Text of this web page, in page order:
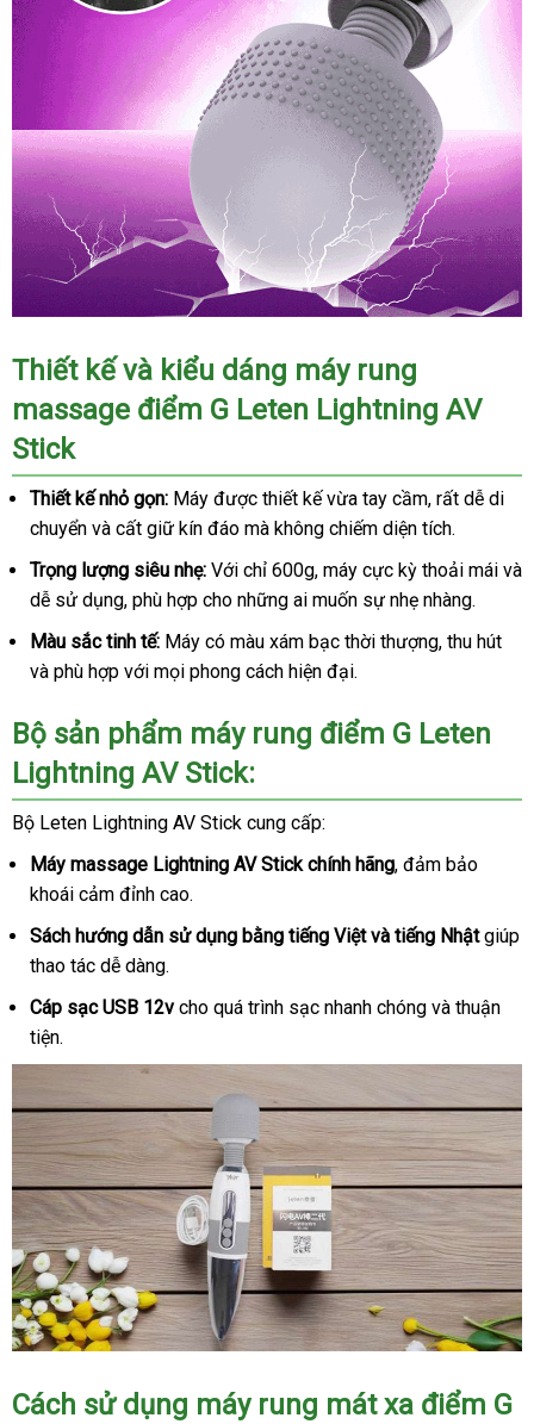
Thiết kế và kiểu dáng máy rung
massage điểm G Leten Lightning AV
Stick
Thiết kế nhỏ gọn: Máy được thiết kế vừa tay cầm, rất dễ di
chuyển và cất giữ kín đáo mà không chiếm diện tích.
Trọng lượng siêu nhẹ: Với chỉ 600g, máy cực kỳ thoải mái và
dễ sử dụng, phù hợp cho những ai muốn sự nhẹ nhàng.
Màu sắc tinh tế: Máy có màu xám bạc thời thượng, thu hút
và phù hợp với mọi phong cách hiện đại.
Bộ sản phẩm máy rung điểm G Leten
Lightning AV Stick:
Bộ Leten Lightning AV Stick cung cấp:
Máy massage Lightning AV Stick chính hãng, đảm bảo
khoái cảm đỉnh cao.
Sách hướng dẫn sử dụng bằng tiếng Việt và tiếng Nhậtgiúp
thao tác dễ dàng.
Cáp sạc USB 12v cho quá trình sạc nhanh chóng và thuận
tiện.
Cách sử dụng máy rung mát xa điểm G